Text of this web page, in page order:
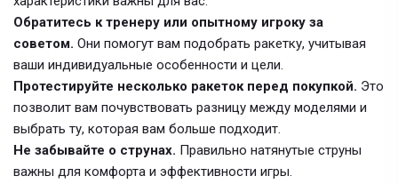
Обратитесь к тренеру или опытному игроку за
советом. Они помогут вам подобрать ракетку, учитывая
ваши индивидуальные особенности и цели.
Протестируйте несколько ракеток перед покупкой. Это
позволит вам почувствовать разницу между моделями и
выбрать ту, которая вам больше подходит.
Не забывайте о струнах. Правильно натянутые струны
важны для комфорта и эффективности игры.